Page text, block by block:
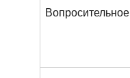
Вопросительное